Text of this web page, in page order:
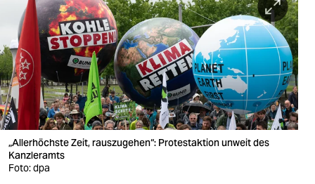
berlin
nord
wahrheit
verlag
verlag
veranstaltungen
„Allerhöchste Zeit, rauszugehen“: Protestaktion unweit des
Kanzleramts
Foto: dpa